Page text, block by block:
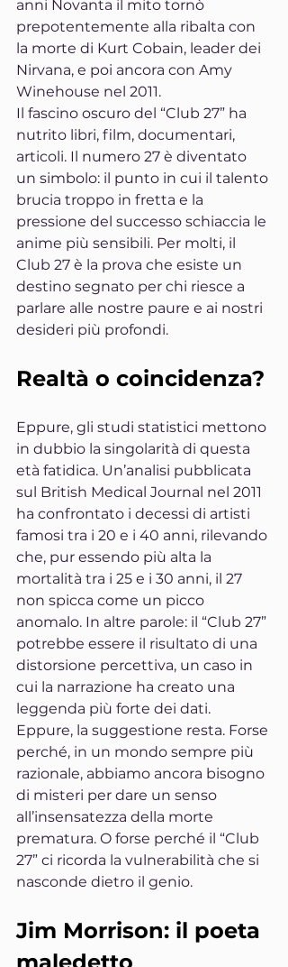
anni Novanta il mito tornò
prepotentemente alla ribalta con
la morte di Kurt Cobain, leader dei
Nirvana, e poi ancora con Amy
Winehouse nel 2011.
Il fascino oscuro del “Club 27” ha
nutrito libri, film, documentari,
articoli. Il numero 27 è diventato
un simbolo: il punto in cui il talento
brucia troppo in fretta e la
pressione del successo schiaccia le
anime più sensibili. Per molti, il
Club 27 è la prova che esiste un
destino segnato per chi riesce a
parlare alle nostre paure e ai nostri
desideri più profondi.
Realtà o coincidenza?
Eppure, gli studi statistici mettono
in dubbio la singolarità di questa
età fatidica. Un’analisi pubblicata
sul British Medical Journal nel 2011
ha confrontato i decessi di artisti
famosi tra i 20 e i 40 anni, rilevando
che, pur essendo più alta la
mortalità tra i 25 e i 30 anni, il 27
non spicca come un picco
anomalo. In altre parole: il “Club 27”
potrebbe essere il risultato di una
distorsione percettiva, un caso in
cui la narrazione ha creato una
leggenda più forte dei dati.
Eppure, la suggestione resta. Forse
perché, in un mondo sempre più
razionale, abbiamo ancora bisogno
di misteri per dare un senso
all’insensatezza della morte
prematura. O forse perché il “Club
27” ci ricorda la vulnerabilità che si
nasconde dietro il genio.
Jim Morrison: il poeta